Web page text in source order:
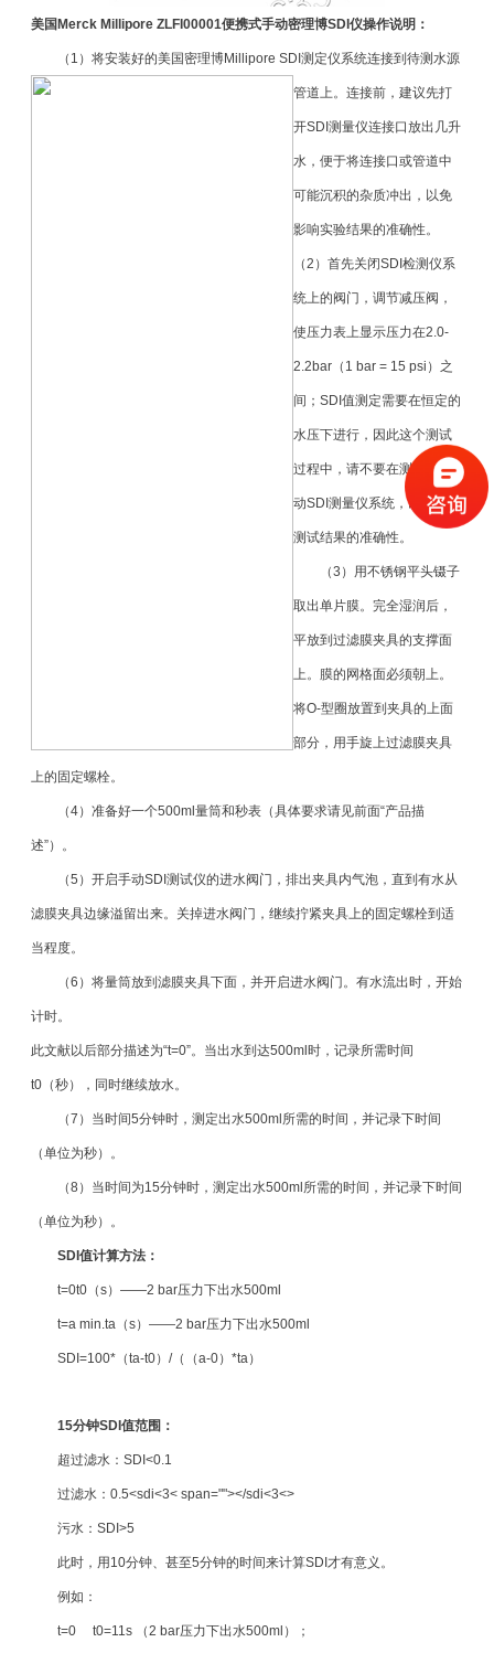
美国Merck Millipore ZLFI00001便携式手动密理博SDI仪操作说明：
（1）将安装好的美国密理博Millipore SDI测定仪系统连接到待测水源
管道上。连接前，建议先打
开SDI测量仪连接口放出几升
水，便于将连接口或管道中
可能沉积的杂质冲出，以免
影响实验结果的准确性。
（2）首先关闭SDI检测仪系
统上的阀门，调节减压阀，
使压力表上显示压力在2.0-
2.2bar（1 bar = 15 psi）之
间；SDI值测定需要在恒定的
水压下进行，因此这个测试
过程中，请不要在测试中移
动SDI测量仪系统，以免影响
测试结果的准确性。
（3）用不锈钢平头镊子
取出单片膜。完全湿润后，
平放到过滤膜夹具的支撑面
上。膜的网格面必须朝上。
将O-型圈放置到夹具的上面
部分，用手旋上过滤膜夹具
上的固定螺栓。
（4）准备好一个500ml量筒和秒表（具体要求请见前面“产品描
述”）。
（5）开启手动SDI测试仪的进水阀门，排出夹具内气泡，直到有水从
滤膜夹具边缘溢留出来。关掉进水阀门，继续拧紧夹具上的固定螺栓到适
当程度。
（6）将量筒放到滤膜夹具下面，并开启进水阀门。有水流出时，开始
计时。
此文献以后部分描述为“t=0”。当出水到达500ml时，记录所需时间
t0（秒），同时继续放水。
（7）当时间5分钟时，测定出水500ml所需的时间，并记录下时间
（单位为秒）。
（8）当时间为15分钟时，测定出水500ml所需的时间，并记录下时间
（单位为秒）。
SDI值计算方法：
t=0t0（s）——2 bar压力下出水500ml
t=a min.ta（s）——2 bar压力下出水500ml
SDI=100*（ta-t0）/（（a-0）*ta）
15分钟SDI值范围：
超过滤水：SDI<0.1
过滤水：0.5<sdi<3< span=""></sdi<3<>
污水：SDI>5
此时，用10分钟、甚至5分钟的时间来计算SDI才有意义。
例如：
t=0 t0=11s （2 bar压力下出水500ml）；